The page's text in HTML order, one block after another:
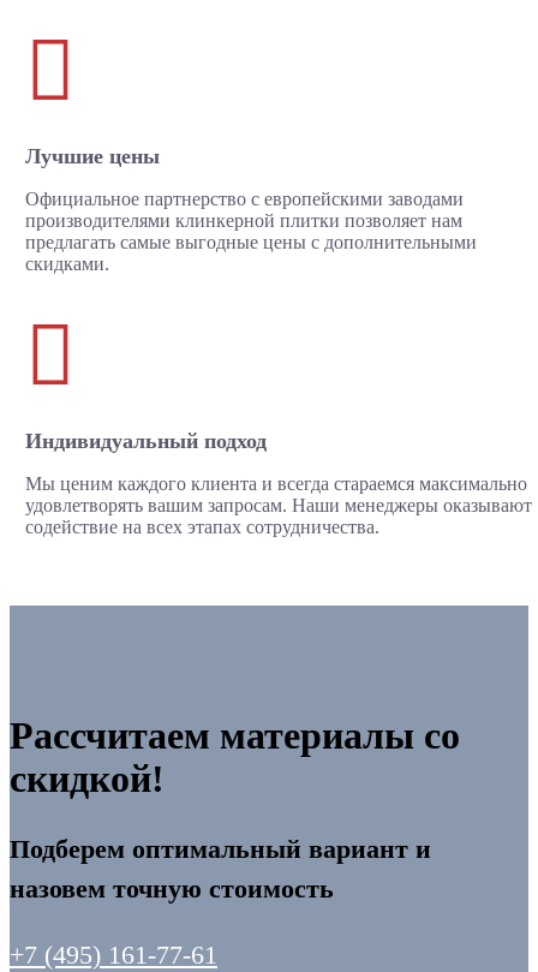

Лучшие цены
Официальное партнерство с европейскими заводами
производителями клинкерной плитки позволяет нам
предлагать самые выгодные цены с дополнительными
скидками.

Индивидуальный подход
Мы ценим каждого клиента и всегда стараемся максимально
удовлетворять вашим запросам. Наши менеджеры оказывают
содействие на всех этапах сотрудничества.
Рассчитаем материалы со
скидкой!
Подберем оптимальный вариант и
назовем точную стоимость
+7 (495) 161-77-61